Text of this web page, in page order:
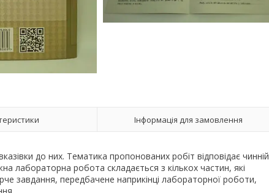
Інформація для замовлення
до них. Тематика пропонованих робіт відповідає чинній
лабораторна робота складається з кількох частин, які
завдання, передбачене наприкінці лабораторної роботи,